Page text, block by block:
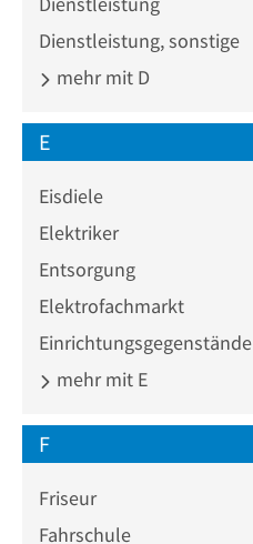
Dienstleistung, sonstige
mehr mit D
E
Eisdiele
Elektriker
Entsorgung
Elektrofachmarkt
Einrichtungsgegenstände
mehr mit E
F
Friseur
Fahrschule